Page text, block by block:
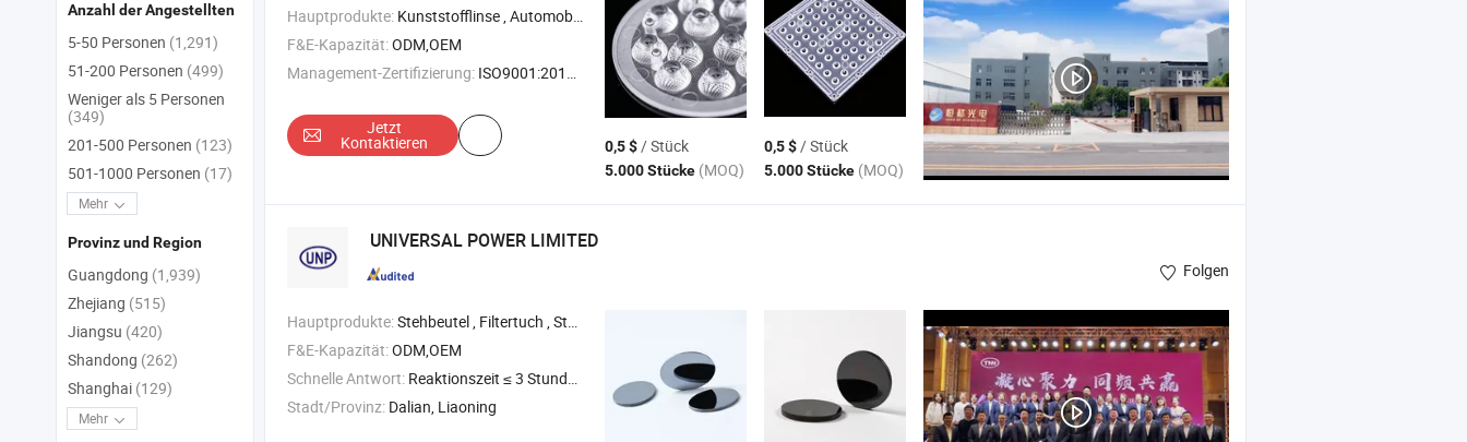
Hauptprodukte: Kunststofflinse , Automobilumgebungslicht , Beleuchtungslinse , Spritzguss , Lichtleitstreifen
F&E-Kapazität:ODM,OEM
Management-Zertifizierung: ISO9001:2015, ISO14001, Andere
Jetzt
Kontaktieren 0,5 $/ Stück
5.000 Stücke (MOQ)
0,5 $/ Stück
5.000 Stücke (MOQ)
UNIVERSAL POWER LIMITED
Folgen
Hauptprodukte:Stehbeutel , Filtertuch , Staubfilterbeutel , Autositzbezug , Kontrollraumkonsole
F&E-Kapazität:ODM,OEM
Schnelle Antwort: Reaktionszeit ≤ 3 Stunden
Stadt/Provinz: Dalian, Liaoning
Anzahl der Angestellten
5-50 Personen (1,291)
51-200 Personen (499)
Weniger als 5 Personen
(349)
201-500 Personen (123)
501-1000 Personen (17)
Mehr
Provinz und Region
Guangdong (1,939)
Zhejiang (515)
Jiangsu (420)
Shandong (262)
Shanghai (129)
Mehr